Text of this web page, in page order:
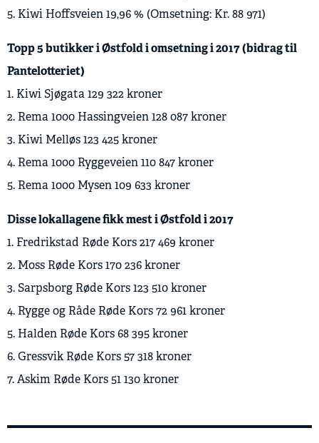
5. Kiwi Hoffsveien 19,96 % (Omsetning: Kr. 88 971)
Topp 5 butikker i Østfold i omsetning i 2017 (bidrag til
Pantelotteriet)
1. Kiwi Sjøgata 129 322 kroner
2. Rema 1000 Hassingveien 128 087 kroner
3. Kiwi Melløs 123 425 kroner
4. Rema 1000 Ryggeveien 110 847 kroner
5. Rema 1000 Mysen 109 633 kroner
Disse lokallagene fikk mest i Østfold i 2017
1. Fredrikstad Røde Kors 217 469 kroner
2. Moss Røde Kors 170 236 kroner
3. Sarpsborg Røde Kors 123 510 kroner
4. Rygge og Råde Røde Kors 72 961 kroner
5. Halden Røde Kors 68 395 kroner
6. Gressvik Røde Kors 57 318 kroner
7. Askim Røde Kors 51 130 kroner